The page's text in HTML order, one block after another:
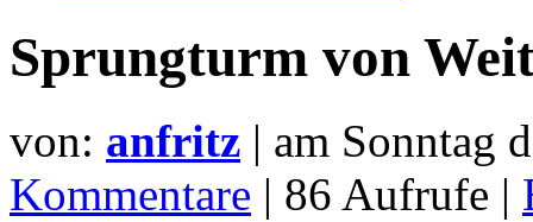
Sprungturm von
von: anfritz | am Sonntag
Kommentare | 86 Aufrufe |